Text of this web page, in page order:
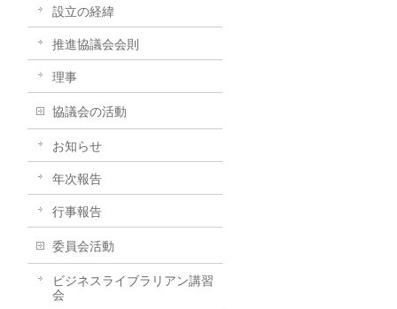
設立の経緯
推進協議会会則
理事
協議会の活動
お知らせ
年次報告
行事報告
委員会活動
ビジネスライブラリアン講習
会